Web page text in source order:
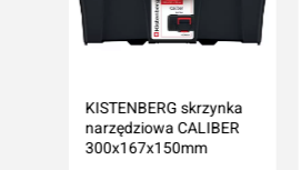
KISTENBERG skrzynka
narzędziowa CALIBER
300x167x150mm